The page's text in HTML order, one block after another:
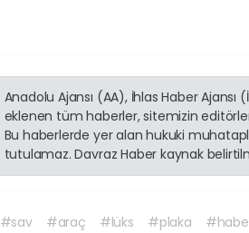
Anadolu Ajansı (AA), İhlas Haber
eklenen tüm haberler, sitemizin
Bu haberlerde yer alan hukuki
tutulamaz. Davraz Haber kaynak
#sav #araç #lüks #plaka